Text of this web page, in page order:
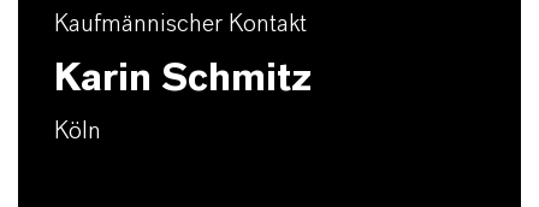
Kaufmännischer Kontakt
Karin Schmitz
Köln